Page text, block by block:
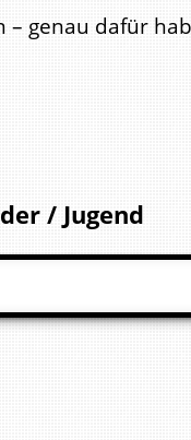
genau dafür
/ Jugend